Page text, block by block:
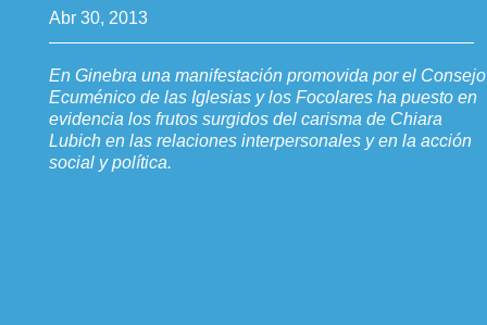
Abr 30, 2013
En Ginebra una manifestación promovida por el Consejo
Ecuménico de las Iglesias y los Focolares ha puesto en
evidencia los frutos surgidos del carisma de Chiara
Lubich en las relaciones interpersonales y en la acción
social y política.